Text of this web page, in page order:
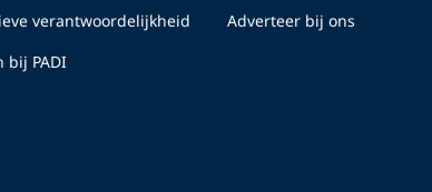
verantwoordelijkheid
bij PADI
Adverteer bij ons